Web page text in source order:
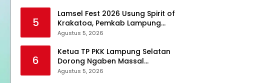
5
Lamsel Fest 2026 Usung Spirit of
Krakatoa, Pemkab Lampung
Selatan Siapkan Festival Lebih
Agustus 5, 2026
6
Ketua TP PKK Lampung Selatan
Dorong Ngaben Massal
Balinuraga Jadi Ikon Wisata
Agustus 5, 2026